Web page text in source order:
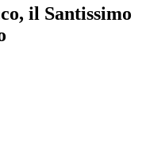
il Santissimo